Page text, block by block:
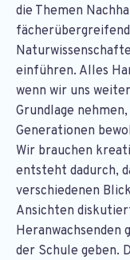
die Themen
einführen. Alles
wenn wir uns
Grundlage
Generationen
Wir brauchen
entsteht dadurch,
verschiedenen
Ansichten
Heranwachsenden
der Schule geben.